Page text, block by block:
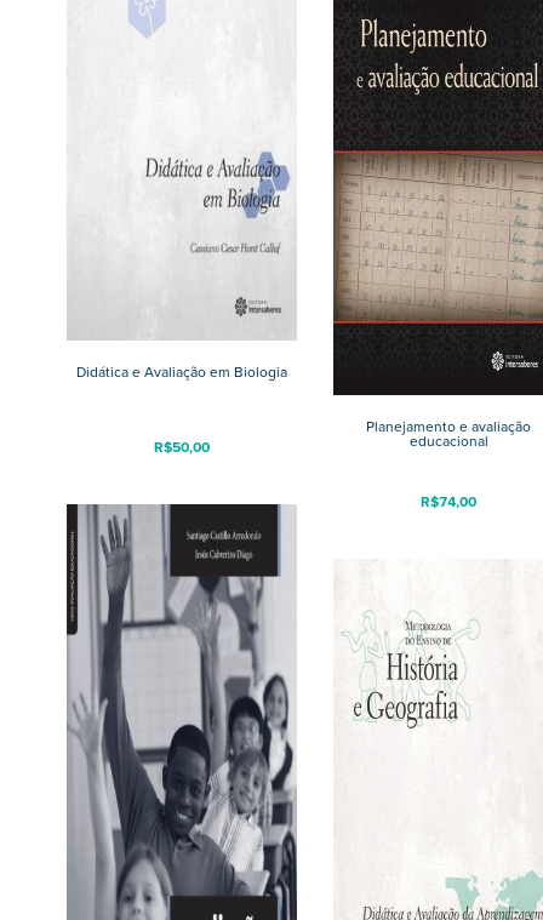
Didática e Avaliação em Biologia
R$50,00
Planejamento e avaliação
educacional
R$74,00